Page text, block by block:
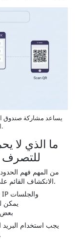
يساعد مشاركة صندوق
المؤقت على جهاز آخر.
ما الذي لا
للتصرف
من المهم فهم
الانكشاف القائم على البريد الإلكتروني، لكنه لا يخفي كل شيء.
يمكن للمواقع الإلكترونية تتبع عناوين IP والجلسات
يمكن
بعض
يجب استخدام
من نهج خصوصية شامل، وليس كحل كامل.